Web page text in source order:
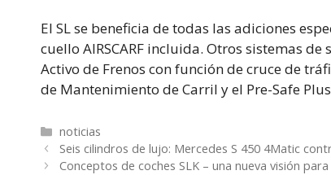
El SL se beneficia de todas las adiciones
cuello AIRSCARF incluida. Otros sistemas
Activo de Frenos con función de cruce de
de Mantenimiento de Carril y el Pre-Safe
Categorías
noticias
Seis cilindros de lujo: Mercedes S 450 4Matic
Conceptos de coches SLK – una nueva visión